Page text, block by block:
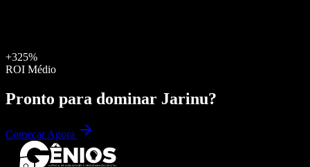
+325%
ROI Médio
Pronto para dominar Jarinu?
Começar Agora